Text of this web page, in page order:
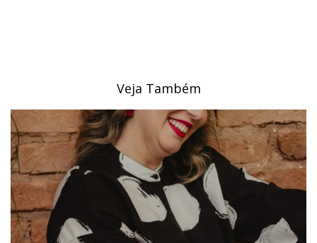
Veja Também